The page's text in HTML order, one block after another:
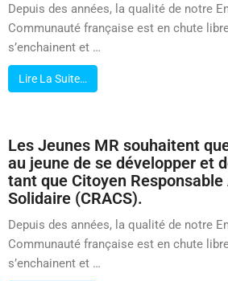
Depuis des années, la qualité de notre
Communauté française est en chute
s’enchainent et …
Lire La Suite…
Les Jeunes MR souhaitent
au jeune de se développer et
tant que Citoyen
Solidaire (CRACS).
Depuis des années, la qualité de notre
Communauté française est en chute
s’enchainent et …